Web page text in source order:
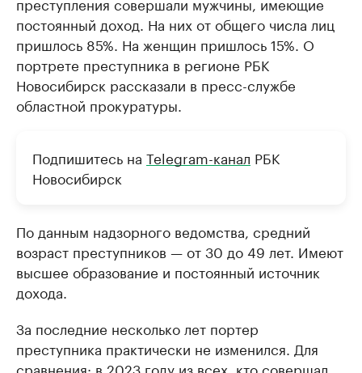
постоянный доход. На них от общего числа лиц
пришлось 85%. На женщин пришлось 15%. О
портрете преступника в регионе РБК
Новосибирск рассказали в пресс-службе
областной прокуратуры.
Подпишитесь на Telegram-канал РБК
Новосибирск
По данным надзорного ведомства, средний
возраст преступников — от 30 до 49 лет. Имеют
высшее образование и постоянный источник
дохода.
За последние несколько лет портер
преступника практически не изменился. Для
сравнения: в 2023 году из всех, кто совершал